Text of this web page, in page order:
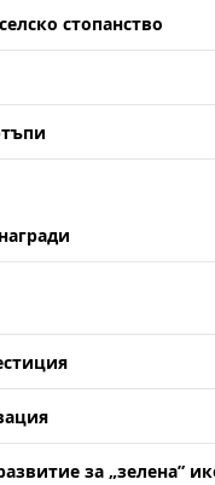
стопанство
за „зелена”